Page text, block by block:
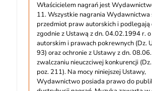
Właścicielem nagrań jest
11. Wszystkie nagrania Wydawnictwa
przedmiot praw autorskich i podlegają
zgodnie z Ustawą z dn. 04.02.1994 r.
autorskim i prawach pokrewnych (Dz.
93) oraz ochronie z Ustawy z dn.
zwalczaniu nieuczciwej konkurencji
poz. 211). Na mocy niniejszej Ustawy,
Wydawnictwo posiada prawo do